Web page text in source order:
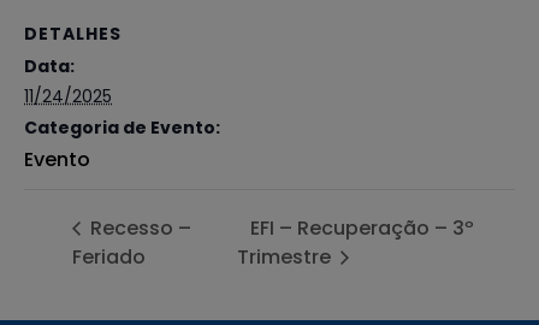
DETALHES
Data:
11/24/2025
Categoria de Evento:
Evento
Recesso –
Feriado
EFI – Recuperação – 3º
Trimestre